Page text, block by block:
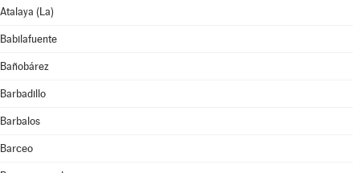
Atalaya (La)
Babilafuente
Bañobárez
Barbadillo
Barbalos
Barceo